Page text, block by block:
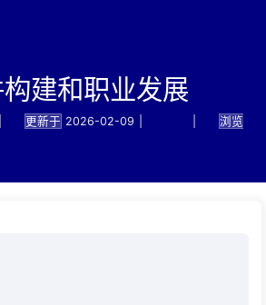
建和职业发展
更新于 2026-02-09
浏览